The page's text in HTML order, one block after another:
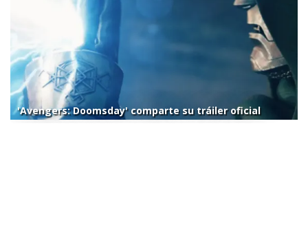
'Avengers: Doomsday' comparte su tráiler oficial